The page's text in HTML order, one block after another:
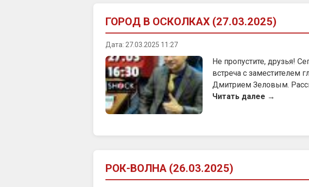
ГОРОД В ОСКОЛКАХ (27.03.2025)
Дата: 27.03.2025 11:27
Не пропустите, друзья!
встреча с заместителем
Дмитрием Зеловым.
Читать далее →
РОК-ВОЛНА (26.03.2025)